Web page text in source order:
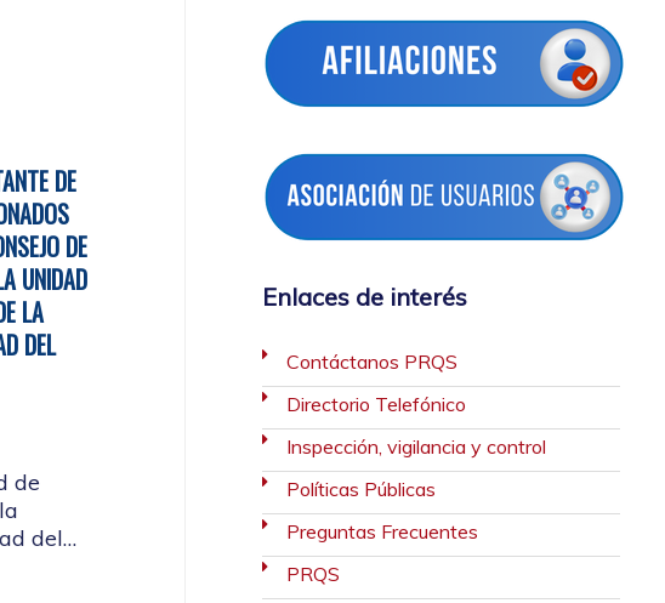
el
2026DE
DE
UNIDAD
LA
DEL
del
Enlaces de interés
Contáctanos PRQS
Directorio Telefónico
Inspección, vigilancia y control
Políticas Públicas
Preguntas Frecuentes
PRQS